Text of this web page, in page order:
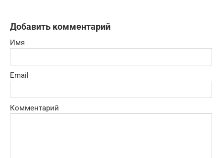
Добавить комментарий
Имя
Email
Комментарий